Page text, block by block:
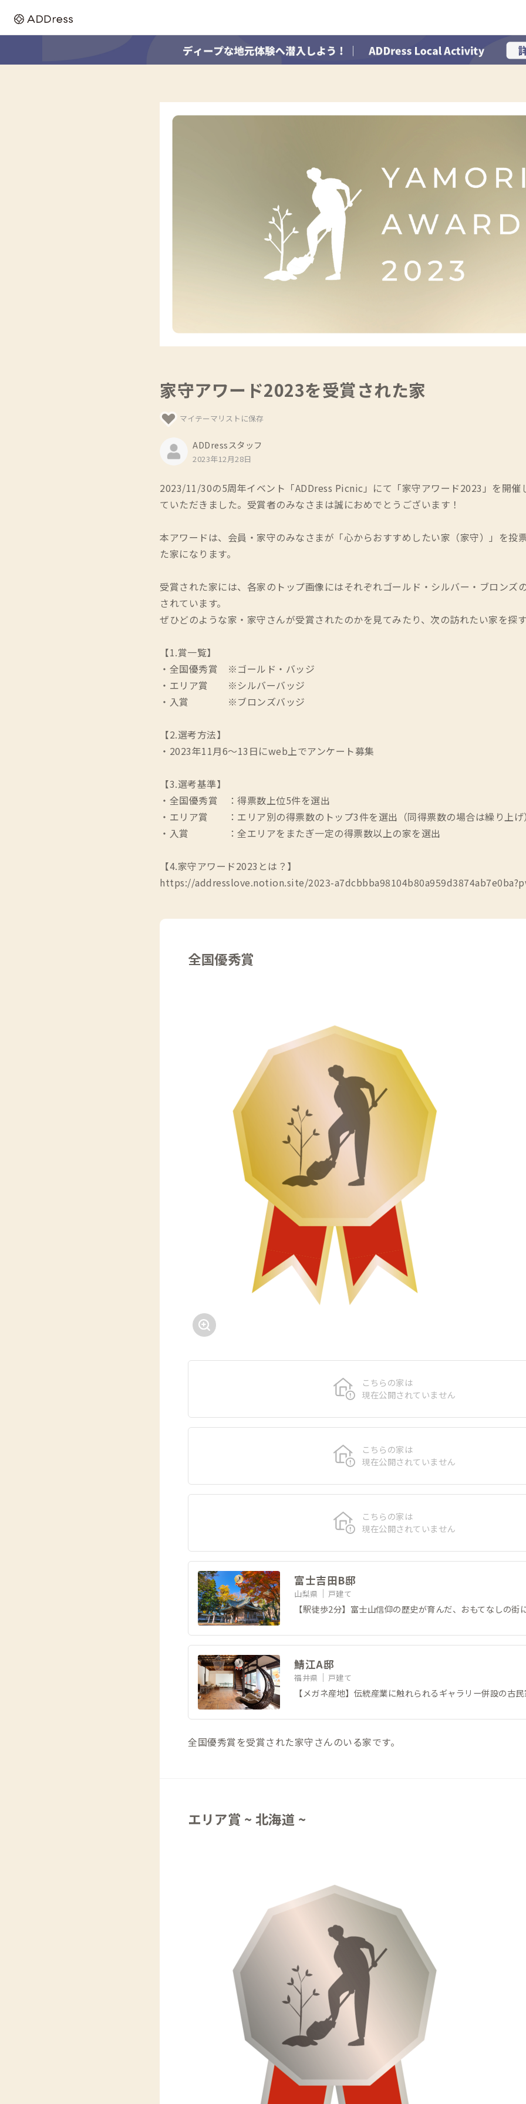
家守アワード2023を受賞された家
マイテーマリストに保存
ADDressスタッフ
2023年12月28日
2023/11/30の5周年イベント「ADDress Picnic」にて「家守アワード2023」を開催
ていただきました。受賞者のみなさまは誠におめでとうございます！
本アワードは、会員・家守のみなさまが「心からおすすめしたい家（家守）」を投
た家になります。
受賞された家には、各家のトップ画像にはそれぞれゴールド・シルバー・ブロンズ
されています。
ぜひどのような家・家守さんが受賞されたのかを見てみたり、次の訪れたい家を探
【1.賞一覧】
・全国優秀賞 ※ゴールド・バッジ
・エリア賞 ※シルバーバッジ
・入賞 ※ブロンズバッジ
【2.選考方法】
・2023年11月6～13日にweb上でアンケート募集
【3.選考基準】
・全国優秀賞 ：得票数上位5件を選出
・エリア賞 ：エリア別の得票数のトップ3件を選出（同得票数の場合は繰り上げ）
・入賞 ：全エリアをまたぎ一定の得票数以上の家を選出
【4.家守アワード2023とは？】
https://addresslove.notion.site/2023-
全国優秀賞
こちらの家は
現在公開されていません
こちらの家は
現在公開されていません
こちらの家は
現在公開されていません
富士吉田B邸
山梨県 戸建て
【駅徒歩2分】富士山信仰の歴史が育んだ、おもてなしの街
鯖江A邸
福井県 戸建て
【メガネ産地】伝統産業に触れられるギャラリー併設の古民
全国優秀賞を受賞された家守さんのいる家です。
エリア賞 ~ 北海道 ~